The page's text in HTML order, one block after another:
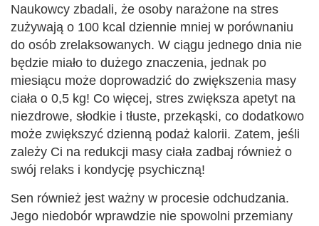
Naukowcy zbadali, że osoby narażone na stres
zużywają o 100 kcal dziennie mniej w porównaniu
do osób zrelaksowanych. W ciągu jednego dnia nie
będzie miało to dużego znaczenia, jednak po
miesiącu może doprowadzić do zwiększenia masy
ciała o 0,5 kg! Co więcej, stres zwiększa apetyt na
niezdrowe, słodkie i tłuste, przekąski, co dodatkowo
może zwiększyć dzienną podaż kalorii. Zatem, jeśli
zależy Ci na redukcji masy ciała zadbaj również o
swój relaks i kondycję psychiczną!
Sen również jest ważny w procesie odchudzania.
Jego niedobór wprawdzie nie spowolni przemiany